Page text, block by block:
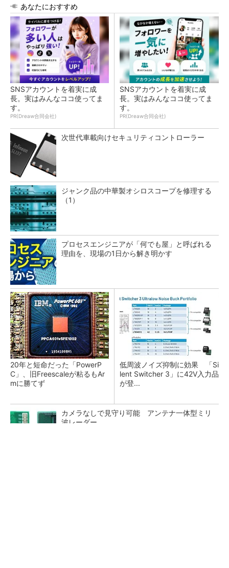
あなたにおすすめ
SNSアカウントを着実に成
長。実はみんなココ使ってま
す。
PR(Dreaw合同会社)
SNSアカウントを着実に成
長。実はみんなココ使ってま
す。
PR(Dreaw合同会社)
次世代車載向けセキュリティコントローラー
ジャンク品の中華製オシロスコープを修理する
（1）
プロセスエンジニアが「何でも屋」と呼ばれる
理由を、現場の1日から解き明かす
20年と短命だった「PowerP
C」、旧Freescaleが粘るもAr
mに勝てず
低周波ノイズ抑制に効果 「Si
lent Switcher 3」に42V入力品
が登...
カメラなしで見守り可能 アンテナ一体型ミリ
波レーダー